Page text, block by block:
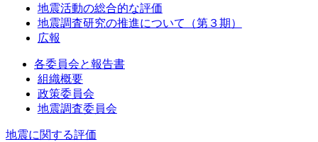
地震活動の総合的な評価
地震調査研究の推進について（第３期）
広報
各委員会と報告書
組織概要
政策委員会
地震調査委員会
地震に関する評価